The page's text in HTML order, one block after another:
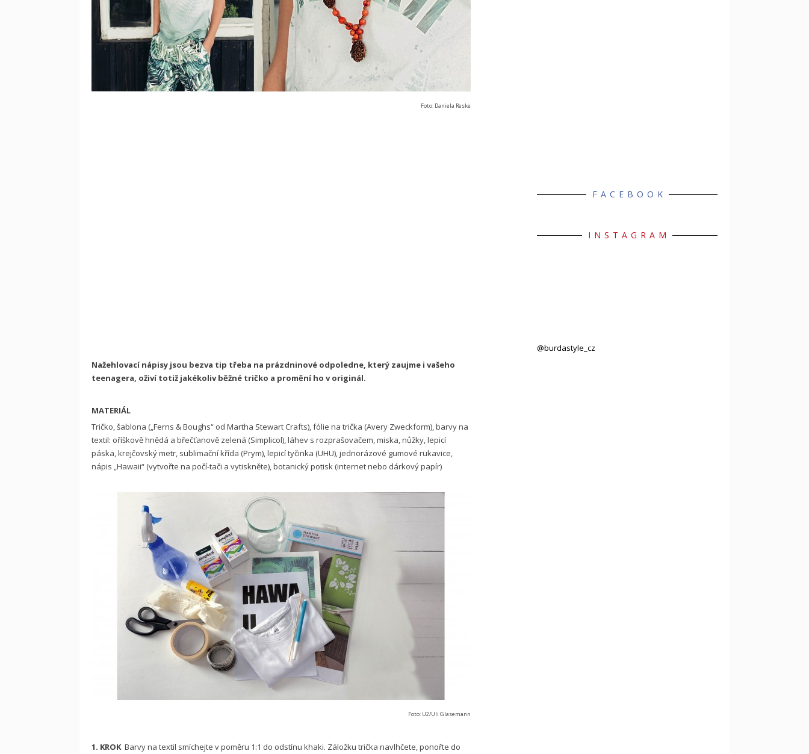
Foto: Daniela Reske
Nažehlovací nápisy jsou bezva tip třeba na prázdninové odpoledne, který zaujme i vašeho
teenagera, oživí totiž jakékoliv běžné tričko a promění ho v originál.
MATERIÁL
Tričko, šablona („Ferns & Boughs“ od Martha Stewart Crafts), fólie na trička (Avery Zweckform), barvy na
textil: oříškově hnědá a břečťanově zelená (Simplicol), láhev s rozprašovačem, miska, nůžky, lepicí
páska, krejčovský metr, sublimační křída (Prym), lepicí tyčinka (UHU), jednorázové gumové rukavice,
nápis „Hawaii“ (vytvořte na počí-tači a vytiskněte), botanický potisk (internet nebo dárkový papír)
Foto: U2/Uli Glasemann
1. KROKBarvy na textil smíchejte v poměru 1:1 do odstínu khaki. Záložku trička navlhčete, ponořte do
FACEBOOK
INSTAGRAM
@burdastyle_cz